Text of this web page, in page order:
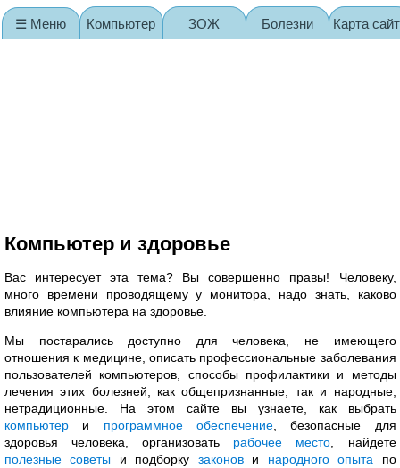
Компьютер и здоровье
Вас интересует эта тема? Вы совершенно правы! Человеку,
много времени проводящему у монитора, надо знать, каково
влияние компьютера на здоровье.
Мы постарались доступно для человека, не имеющего
отношения к медицине, описать профессиональные заболевания
пользователей компьютеров, способы профилактики и методы
лечения этих болезней, как общепризнанные, так и народные,
нетрадиционные. На этом сайте вы узнаете, как выбрать
компьютер и программное обеспечение, безопасные для
здоровья человека, организовать рабочее место , найдете
полезные советы и подборку законови народного опыта по
☰ Меню Компьютер ЗОЖ Болезни Карта